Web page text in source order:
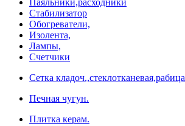
Паяльники,расходники
Стабилизатор
Обогреватели,
Изолента,
Лампы,
Счетчики
Сетка кладоч.,стеклотканевая,рабица
Печная чугун.
Плитка керам.